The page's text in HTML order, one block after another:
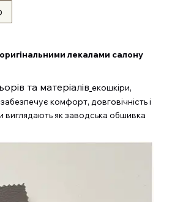
лекалами салону
та матеріалів екошкіри,
комфорт, довговічність і
як заводська обшивка